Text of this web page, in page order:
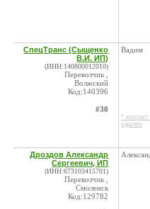
СпецТранс (Сыщенко
В.И. ИП)
(ИНН:140800012010)
Перевозчик ,
Волжский
Код:140396
#30
Вадим
*
удален
Дроздов Александр
Сергеевич, ИП
(ИНН:673103415701)
Перевозчик ,
Смоленск
Код:129782